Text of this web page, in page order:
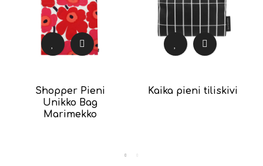
Shopper Pieni
Unikko Bag
Marimekko
Kaika pieni tiliskivi